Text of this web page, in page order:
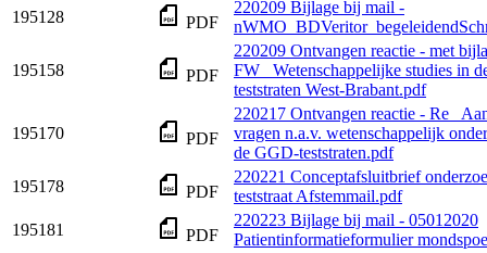
195128 PDF
220209 Bijlage bij mail -
195158 PDF
220209 Ontvangen reactie - met
FW_ Wetenschappelijke studies in
teststraten West-Brabant.pdf
195170 PDF
220217 Ontvangen reactie - Re_
vragen n.a.v. wetenschappelijk
de GGD-teststraten.pdf
195178
PDF
220221 Conceptafsluitbrief
teststraat Afstemmail.pdf
195181
PDF
220223 Bijlage bij mail - 05012020
Patientinformatieformulier